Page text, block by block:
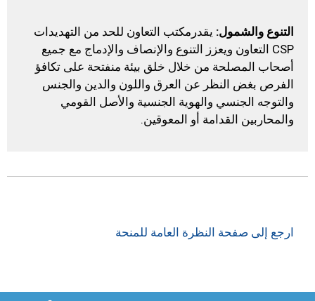
التنوع والشمول: يقدرمكتب التعاون للحد من التهديدات
CSP التعاون ويعزز التنوع والإنصاف والإدماج مع جميع
أصحاب المصلحة من خلال خلق بيئة منفتحة على تكافؤ
الفرص بغض النظر عن العرق واللون والدين والجنس
والتوجه الجنسي والهوية الجنسية والأصل القومي
والمحاربين القدامة أو المعوقين.
ارجع إلى صفحة النظرة العامة للمنحة